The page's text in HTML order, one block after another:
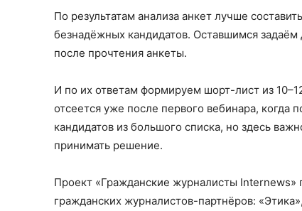
По результатам анализа анкет лучше
безнадёжных кандидатов. Оставшимся
после прочтения анкеты.
И по их ответам формируем шорт-лист из
отсеется уже после первого вебинара, когда
кандидатов из большого списка, но здесь
принимать решение.
Проект «Гражданские журналисты
гражданских журналистов-партнёров: